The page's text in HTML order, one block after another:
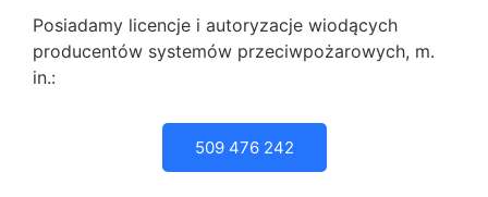
Posiadamy licencje i autoryzacje wiodących
producentów systemów przeciwpożarowych, m.
in.:
509 476 242